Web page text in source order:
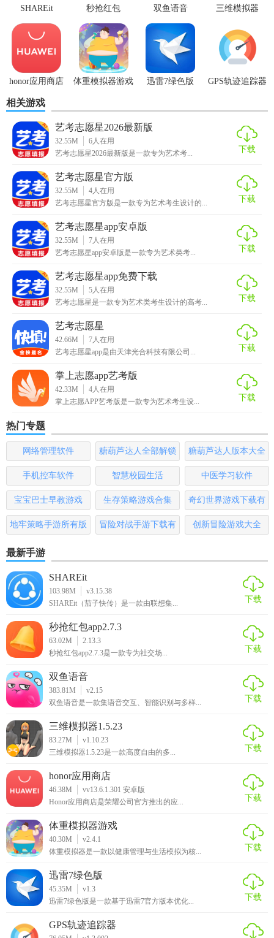
【艺考志愿星技巧】
1. 精准定位：利用软件内的“院校筛选”功能，快速定位目标院
校，节省查询时间。
难度。
3. 专家咨询：内置专家咨询服务，针对个性化问题获取专业
解答。
【艺考志愿星内容】
1. 院校库：收录全国艺术院校详细信息，按省份、城市分类
3. 历年数据：提供近5年各院校各专业录取分数线、招生计划
等数据。
4. 政策资讯：实时更新艺考相关政策、通知公告。
5. 用户反馈：收集用户反馈，不断优化软件功能和用户体
验。
【艺考志愿星玩法】
1. 输入信息：首先输入个人基本信息（如分数、省份、文理
科）及报考偏好。
2. 智能推荐：软件根据输入信息生成初步推荐方案，展示可
冲、稳妥、保底的院校和专业组合。
3. 调整优化：在模拟填报系统中调整志愿顺序，查看不同组
合的预期结果。
4. 查看报告：生成个性化志愿填报报告，包含推荐理由、风
险分析等。
5. 社区互动：参与社区讨论，获取或分享艺考经验。
【艺考志愿星测评】
SHAREit
秒抢红包
app2.7.3
双鱼语音
三维模拟器
honor应用商店 体重模拟器游戏 迅雷7绿色版 GPS轨迹追踪器
相关游戏
艺考志愿星2026最新版
32.55M 6人在用
艺考志愿星2026最新版是一款专为艺术考...
下载
艺考志愿星官方版
32.55M 4人在用
艺考志愿星官方版是一款专为艺术考生设计的...
下载
艺考志愿星app安卓版
32.55M 7人在用
艺考志愿星app安卓版是一款专为艺术类考...
下载
艺考志愿星app免费下载
32.55M 5人在用
艺考志愿星是一款专为艺术类考生设计的高考...
下载
艺考志愿星
42.66M 7人在用
艺考志愿星app是由天津光合科技有限公司...
下载
掌上志愿app艺考版
42.33M 4人在用
掌上志愿APP艺考版是一款专为艺术考生设...
下载
热门专题
网络管理软件
糖葫芦达人全部解锁
版
糖葫芦达人版本大全
手机控车软件 智慧校园生活 中医学习软件
宝宝巴士早教游戏 生存策略游戏合集
奇幻世界游戏下载有
哪些
地牢策略手游所有版
冒险对战手游下载有
创新冒险游戏大全
最新手游
SHAREit
103.98M
v3.15.38
SHAREit（茄子快传）是一款由联想集...
下载
秒抢红包app2.7.3
63.02M
2.13.3
秒抢红包app2.7.3是一款专为社交场...
下载
双鱼语音
383.81M
v2.15
双鱼语音是一款集语音交互、智能识别与多样...
下载
三维模拟器1.5.23
83.27M
v1.10.23
三维模拟器1.5.23是一款高度自由的多...
下载
honor应用商店
46.38M
vv13.6.1.301 安卓版
Honor应用商店是荣耀公司官方推出的应...
下载
体重模拟器游戏
40.30M
v2.4.1
体重模拟器是一款以健康管理与生活模拟为核...
下载
迅雷7绿色版
45.35M
v1.3
迅雷7绿色版是一款基于迅雷7官方版本优化...
下载
GPS轨迹追踪器